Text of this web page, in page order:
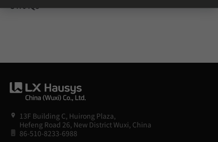
G4704Q5
13F Building C, Huirong Plaza,
Hefeng Road 26, New District Wuxi, China
86-510-8233-6988